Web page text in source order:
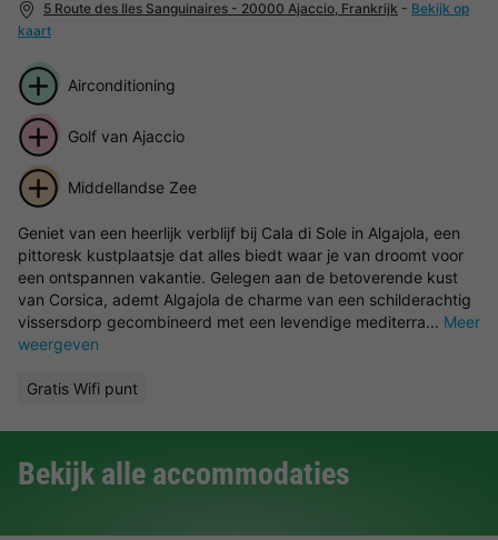
5 Route des Iles Sanguinaires - 20000 Ajaccio, Frankrijk - Bekijk op
kaart
Airconditioning
Golf van Ajaccio
Middellandse Zee
Geniet van een heerlijk verblijf bij Cala di Sole in Algajola, een
pittoresk kustplaatsje dat alles biedt waar je van droomt voor
een ontspannen vakantie. Gelegen aan de betoverende kust
van Corsica, ademt Algajola de charme van een schilderachtig
vissersdorp gecombineerd met een levendige mediterra... Meer
weergeven
Gratis Wifi punt
Bekijk alle accommodaties